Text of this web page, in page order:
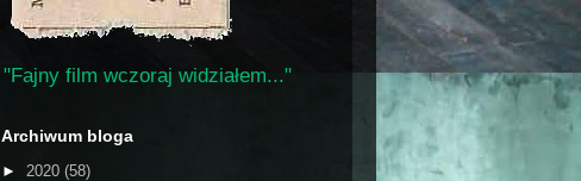
"Fajny film wczoraj widziałem..."
Archiwum bloga
► 2020 (58)